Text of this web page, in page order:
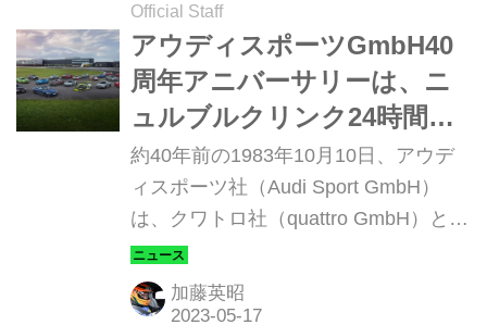
Official Staff
アウディスポーツGmbH40
周年アニバーサリーは、ニ
ュルブルクリンク24時間レ
ースの勝利で盛大に！
約40年前の1983年10月10日、アウデ
ィスポーツ社（Audi Sport GmbH）
は、クワトロ社（quattro GmbH）とし
て設立された。現在では、4つのリン
グでスポーティかつハイパフォーマン
スなだけでなく、高級なブランドイメ
加藤英昭